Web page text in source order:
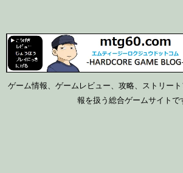
ゲーム情報、ゲームレビュー、攻略、ストリー
報を扱う総合ゲームサイトで